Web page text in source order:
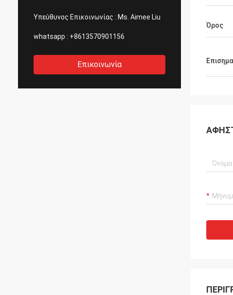
Υπεύθυνος Επικοινωνίας : Ms. Aimee Liu
whatsapp : +8613570901156
Επικοινωνία
Όρος